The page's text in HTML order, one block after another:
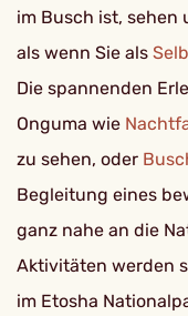
im Busch ist, sehen
als wenn Sie als
Die spannenden
Onguma wie
zu sehen, oder
Begleitung eines
ganz nahe an die
Aktivitäten werden
im Etosha